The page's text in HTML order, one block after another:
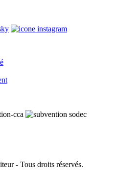
- Tous droits réservés.